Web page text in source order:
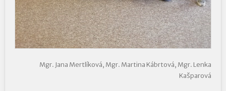
Mgr. Jana Mertlíková, Mgr. Martina Kábrtová, Mgr. Lenka
Kašparová